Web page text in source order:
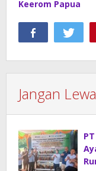
Keerom Papua
Jangan